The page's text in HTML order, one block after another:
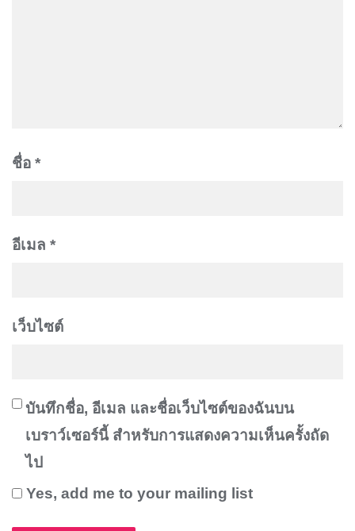
ชื่อ *
อีเมล *
เว็บไซต์
บันทึกชื่อ, อีเมล และชื่อเว็บไซต์ของฉันบน
เบราว์เซอร์นี้ สำหรับการแสดงความเห็นครั้งถัด
ไป
Yes, add me to your mailing list